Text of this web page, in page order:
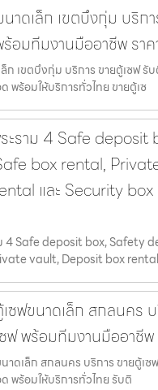
าดเล็ก เขตบึงกุ่ม บริก
อมทีมงานมืออาชีพ รา
ก เขตบึงกุ่ม บริการ ขายตู้เซฟ รั
พร้อมให้บริการทั่วไทย ขายตู้เซ
ะราม 4 Safe deposit
box rental,
และ Security
4 Safe deposit box, Safety
vault, Deposit box rental
ซฟขนาดเล็ก สกลนคร
ฟ พร้อมทีมงานมืออาชีพ
าดเล็ก สกลนคร บริการ ขายตู้เ
พร้อมให้บริการทั่วไทย รับติ